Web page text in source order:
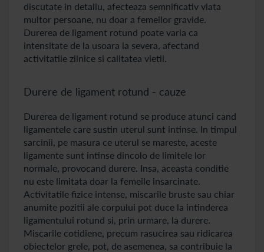
discutate in detaliu, afecteaza semnificativ viata
multor persoane, nu doar a femeilor gravide.
Durerea de ligament rotund poate varia ca
intensitate de la usoara la severa, afectand
activitatile zilnice si calitatea vietii.
Durere de ligament rotund - cauze
Durerea de ligament rotund se produce atunci cand
ligamentele care sustin uterul sunt intinse. In timpul
sarcinii, pe masura ce uterul se mareste, aceste
ligamente sunt intinse dincolo de limitele lor
normale, provocand durere. Insa, aceasta conditie
nu este limitata doar la femeile insarcinate.
Activitatile fizice intense, miscarile bruste sau chiar
anumite pozitii ale corpului pot duce la intinderea
ligamentului rotund si, prin urmare, la durere.
Miscarile cotidiene, precum rasucirea sau ridicarea
obiectelor grele, pot, de asemenea, sa contribuie la